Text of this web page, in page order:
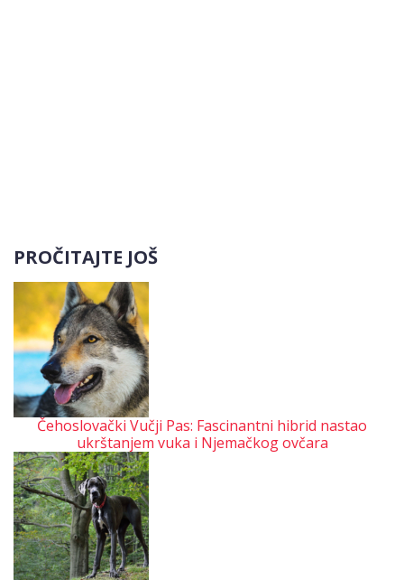
PROČITAJTE JOŠ
Čehoslovački Vučji Pas: Fascinantni hibrid nastao
ukrštanjem vuka i Njemačkog ovčara